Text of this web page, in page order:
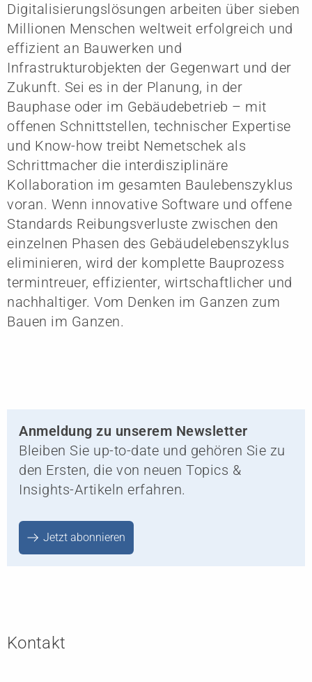
Digitalisierungslösungen arbeiten über sieben
Millionen Menschen weltweit erfolgreich und
effizient an Bauwerken und
Infrastrukturobjekten der Gegenwart und der
Zukunft. Sei es in der Planung, in der
Bauphase oder im Gebäudebetrieb – mit
offenen Schnittstellen, technischer Expertise
und Know-how treibt Nemetschek als
Schrittmacher die interdisziplinäre
Kollaboration im gesamten Baulebenszyklus
voran. Wenn innovative Software und offene
Standards Reibungsverluste zwischen den
einzelnen Phasen des Gebäudelebenszyklus
eliminieren, wird der komplette Bauprozess
termintreuer, effizienter, wirtschaftlicher und
nachhaltiger. Vom Denken im Ganzen zum
Bauen im Ganzen.
Anmeldung zu unserem Newsletter
Bleiben Sie up-to-date und gehören Sie zu
den Ersten, die von neuen Topics &
Insights-Artikeln erfahren.
Jetzt abonnieren
Kontakt